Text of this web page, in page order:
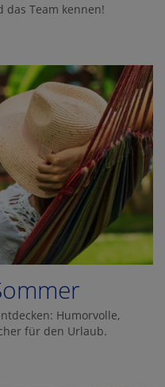
das Team kennen!
Humorvolle,
für den Urlaub.